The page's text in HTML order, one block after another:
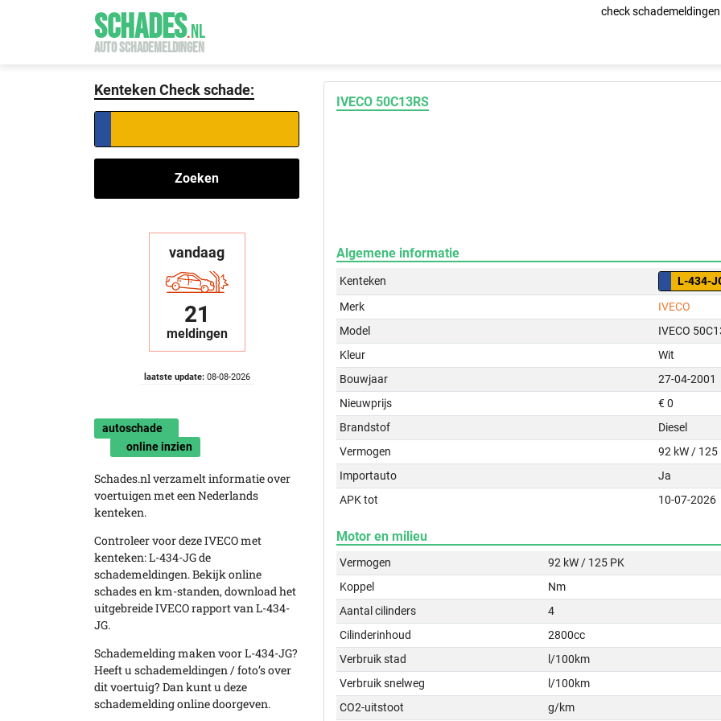
SCHADES.NL
AUTO SCHADEMELDINGEN
check
Kenteken Check schade:
Zoeken
vandaag
21
meldingen
laatste update:08-08-2026
autoschade
online inzien
Schades.nl verzamelt informatie over
voertuigen met een Nederlands
kenteken.
Controleer voor deze IVECO met
kenteken: L-434-JG de
schademeldingen. Bekijk online
schades en km-standen, download het
uitgebreide IVECO rapport van L-434-
JG.
Schademelding maken voor L-434-JG?
Heeft u schademeldingen / foto’s over
dit voertuig? Dan kunt u deze
schademelding online doorgeven.
IVECO 50C13RS
Algemene informatie
Kenteken
L-434-
Merk
IVECO
Model
IVECO
Kleur
Wit
Bouwjaar
27-04-2001
Nieuwprijs
€ 0
Brandstof
Diesel
Vermogen
92 kW / 125
Importauto
Ja
APK tot
10-07-2026
Motor en milieu
Vermogen
92 kW / 125 PK
Koppel
Nm
Aantal cilinders
4
Cilinderinhoud
2800cc
Verbruik stad
l/100km
Verbruik snelweg
l/100km
CO2-uitstoot
g/km